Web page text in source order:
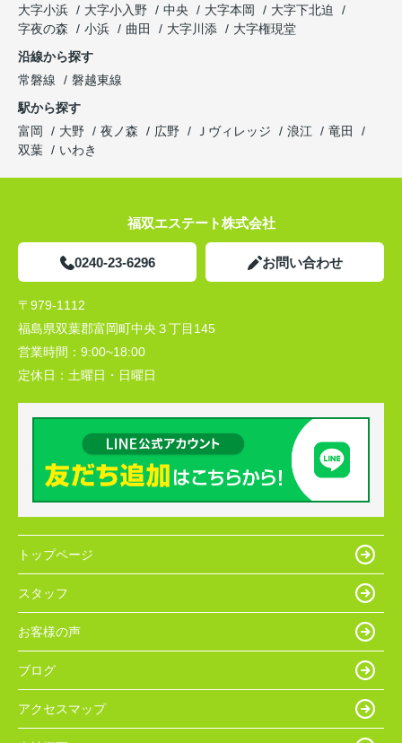
大字小浜
大字小入野 中央 大字本岡
大字下北迫
字夜の森
小浜 曲田 大字川添
大字権現堂
沿線から探す
常磐線
磐越東線
駅から探す
富岡
大野 夜ノ森 広野 Ｊヴィレッジ 浪江
竜田
双葉
いわき
福双エステート株式会社
0240-23-6296 お問い合わせ
〒979-1112
福島県双葉郡富岡町中央３丁目145
営業時間： 9:00~18:00
定休日： 土曜日・日曜日
トップページ
スタッフ
お客様の声
ブログ
アクセスマップ